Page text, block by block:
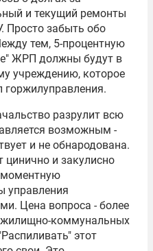
и текущий ремонты
Просто забыть обо
тем, 5-процентную
ЖРП должны будут в
учреждению, которое
горжилуправления.
разрулит всю
возможным -
и не обнародована.
цинично и закулисно
управления
Цена вопроса - более
коммунальных
этот